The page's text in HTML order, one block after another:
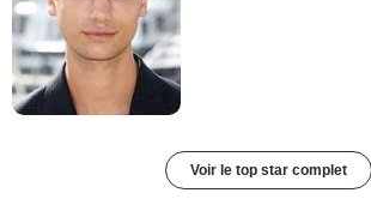
Voir le top star complet